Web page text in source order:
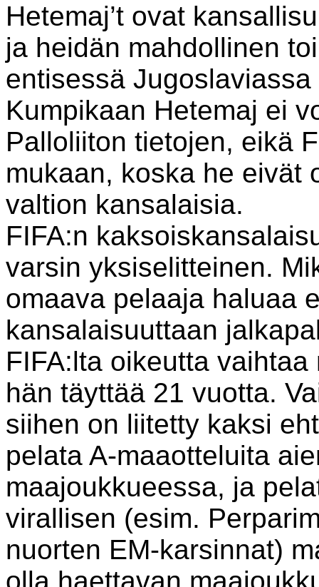
Hetemaj’t ovat
ja heidän mahdollinen
entisessä
Kumpikaan Hetemaj ei
Palloliiton tietojen, eikä
mukaan, koska he eivät
valtion kansalaisia.
FIFA:n
varsin yksiselitteinen.
omaava pelaaja haluaa
kansalaisuuttaan
FIFA:lta oikeutta
hän täyttää 21 vuotta.
siihen on liitetty kaksi
pelata A-maaotteluita
maajoukkueessa, ja
virallisen (esim.
nuorten EM-karsinnat)